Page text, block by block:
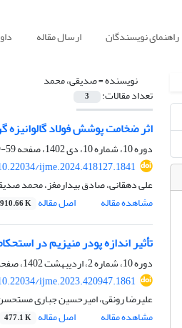
راهنمای نویسندگان ارسال مقاله
نویسنده =صدیقی، محمد
تعداد مقالات: 3
اثر ضخامت پوشش فولاد
دوره 10، شماره 10، دی 1402، صفحه
59-69
ijme.2024.418127.1841
علی دهقانی، صادق بیدارمغز، محمد
مشاهده مقاله
اصل مقاله 910.66 K
تأثیر اندازه پودر منیزیم در
دوره 10، شماره 2، اردیبهشت 1402، صفحه
ijme.2023.420947.1861
علیرضا رونقی، امیرحسین جباری
مشاهده مقاله
اصل مقاله 477.1 K